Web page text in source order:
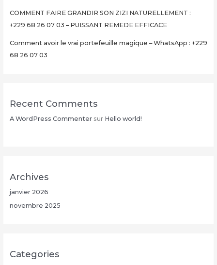
COMMENT FAIRE GRANDIR SON ZIZI NATURELLEMENT :
+229 68 26 07 03 – PUISSANT REMEDE EFFICACE
Comment avoir le vrai portefeuille magique – WhatsApp : +229
68 26 07 03
Recent Comments
A WordPress Commentersur Hello world!
Archives
janvier 2026
novembre 2025
Categories